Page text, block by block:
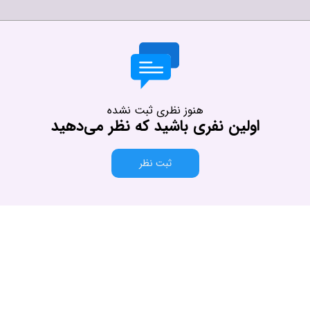
هنوز نظری ثبت نشده
اولین نفری باشید که نظر می‌دهید
ثبت نظر